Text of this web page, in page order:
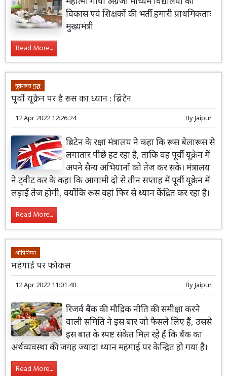
विकास एवं शिक्षकों की भर्ती हमारी प्राथमिकताः
मुख्यमंत्री
Read More...
यूक्रेन-रूस युद्ध
पूर्वी यूक्रेन पर है रूस का ध्यान : ब्रिटेन
12 Apr 2022 12:26:24 ByJaipur
ब्रिटेन के रक्षा मंत्रालय ने कहा कि रूस बेलारूस से
लगातार पीछे हट रहा है, ताकि वह पूर्वी यूक्रेन में
अपने सैन्य अभियानों को तेज कर सके। मंत्रालय
ने ट्वीट कर के कहा कि आगामी दो से तीन सप्ताह में पूर्वी यूक्रेन में
लड़ाई तेज होगी, क्योंकि रूस वहां फिर से ध्यान केंद्रित कर रहा है।
Read More...
ओपिनियन
महंगाई पर फोकस
12 Apr 2022 11:01:40 ByJaipur
रिजर्व बैंक की मौद्रिक नीति की समीक्षा करने
वाली समिति ने इस बार जो फैसले लिए हैं, उससे
इस बात के स्पष्ट संकेत मिल रहे हैं कि बैंक का
अर्थव्यवस्था की जगह ज्यादा ध्यान महंगाई पर केन्द्रित हो गया है।
Read More...